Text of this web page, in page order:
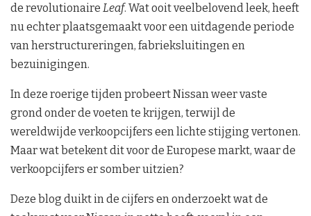
de revolutionaire Leaf. Wat ooit veelbelovend leek, heeft
nu echter plaatsgemaakt voor een uitdagende periode
van herstructureringen, fabrieksluitingen en
bezuinigingen.
In deze roerige tijden probeert Nissan weer vaste
grond onder de voeten te krijgen, terwijl de
wereldwijde verkoopcijfers een lichte stijging vertonen.
Maar wat betekent dit voor de Europese markt, waar de
verkoopcijfers er somber uitzien?
Deze blog duikt in de cijfers en onderzoekt wat de